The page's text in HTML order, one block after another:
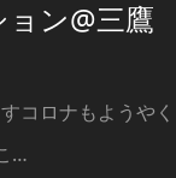
ン@三鷹
コロナもようやく
…